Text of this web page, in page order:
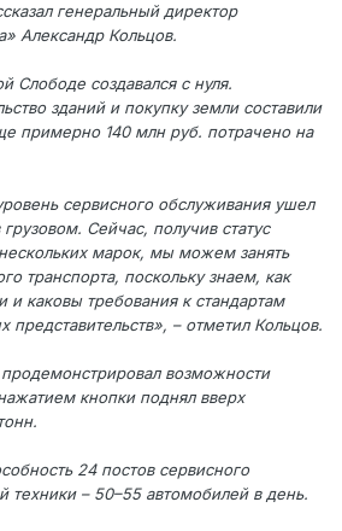
генеральный директор
Александр Кольцов.
Слободе создавался с нуля.
зданий и покупку земли составили
примерно 140 млн руб. потрачено на
сервисного обслуживания ушел
Сейчас, получив статус
марок, мы можем занять
транспорта, поскольку знаем, как
и каковы требования к стандартам
представительств», – отметил Кольцов.
возможности
кнопки поднял вверх
24 постов сервисного
техники – 50–55 автомобилей в день.